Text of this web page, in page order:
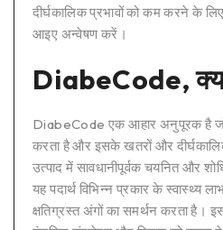
दीर्घकालिक प्रभावों को कम करने के
आइए अन्वेषण करें।
DiabeCode,
DiabeCode एक आहार अनुपूरक है जो
करता है और इसके खतरों और
उत्पाद में सावधानीपूर्वक चयनित और
यह पदार्थ विभिन्न प्रकार के स्वास्थ्य
क्षतिग्रस्त अंगों का समर्थन करता है।